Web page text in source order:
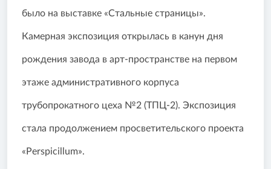
было на выставке «Стальные страницы».
Камерная экспозиция открылась в канун дня
рождения завода в арт-пространстве на первом
этаже административного корпуса
трубопрокатного цеха №2 (ТПЦ-2). Экспозиция
стала продолжением просветительского проекта
«Perspicillum».